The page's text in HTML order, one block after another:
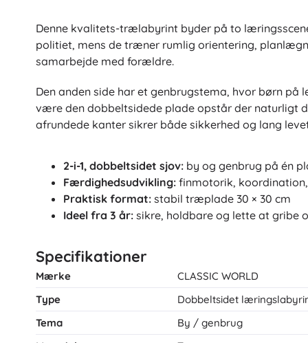
Denne kvalitets-trælabyrint byder på to
politiet, mens de træner rumlig orientering,
samarbejde med forældre.
Den anden side har et genbrugstema, hvor børn
være den dobbeltsidede plade opstår der naturligt
afrundede kanter sikrer både sikkerhed og lang
2-i-1, dobbeltsidet sjov: by og genbrug på én
Færdighedsudvikling: finmotorik,
Praktisk format: stabil træplade 30 × 30 cm
Ideel fra 3 år: sikre, holdbare og lette at gribe
Specifikationer
Mærke
CLASSIC WORLD
Type
Dobbeltsidet
Tema
By / genbrug